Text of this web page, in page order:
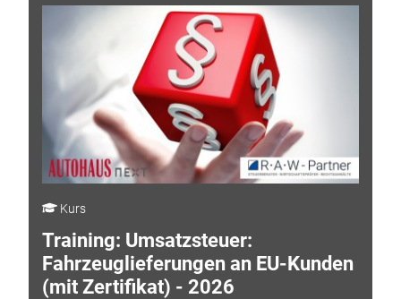
Kurs
Training: Umsatzsteuer:
Fahrzeuglieferungen an EU-Kunden
(mit Zertifikat) - 2026